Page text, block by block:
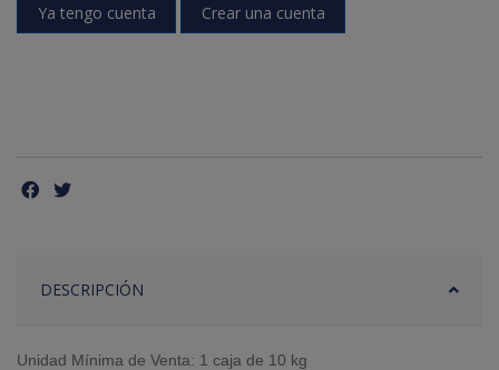
Ya tengo cuenta Crear una cuenta
DESCRIPCIÓN
Unidad Mínima de Venta: 1 caja de 10 kg